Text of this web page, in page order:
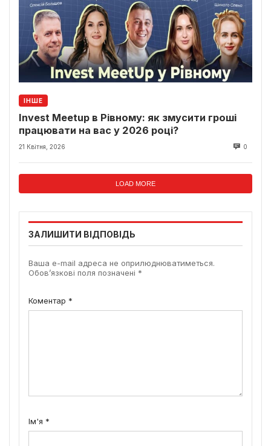
ІНШЕ
Invest Meetup в Рівному: як змусити гроші
працювати на вас у 2026 році?
21 Квітня, 2026 0
LOAD MORE
ЗАЛИШИТИ ВІДПОВІДЬ
Ваша e-mail адреса не оприлюднюватиметься.
Обов’язкові поля позначені *
Коментар *
Ім'я *